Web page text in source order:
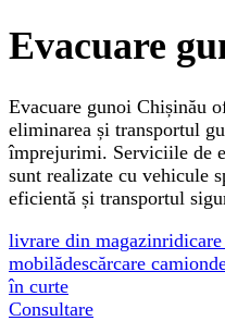
Evacuare
Evacuare gunoi Chișinău
eliminarea și transportul
împrejurimi. Serviciile de
sunt realizate cu vehicule
eficientă și transportul
livrare din magazin
mobilădescărcare camion
în curte
Consultare